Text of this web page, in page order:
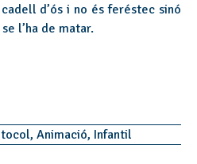
d’ós i no és feréstec sinó
l’ha de matar.
Animació, Infantil